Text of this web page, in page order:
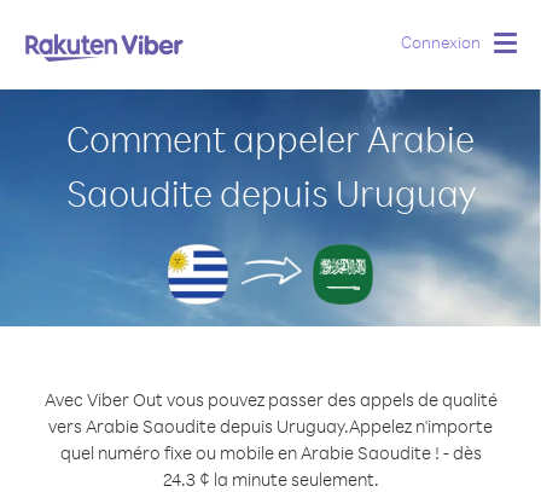
Connexion
Comment appeler Arabie
Saoudite depuis Uruguay
Avec Viber Out vous pouvez passer des appels de qualité
vers Arabie Saoudite depuis Uruguay.Appelez n'importe
quel numéro fixe ou mobile en Arabie Saoudite ! - dès
24.3 ¢ la minute seulement.